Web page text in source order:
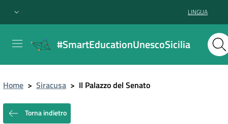
LINGUA
#SmartEducationUnescoSicilia
Home > Siracusa > Il Palazzo del Senato
Torna indietro